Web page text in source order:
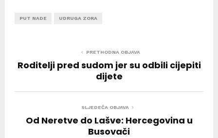
PUT NADE UDRUGA ZORA
PRETHODNA OBJAVA
Roditelji pred sudom jer su odbili cijepiti
dijete
SLJEDEĆA OBJAVA
Od Neretve do Lašve: Hercegovina u
Busovači